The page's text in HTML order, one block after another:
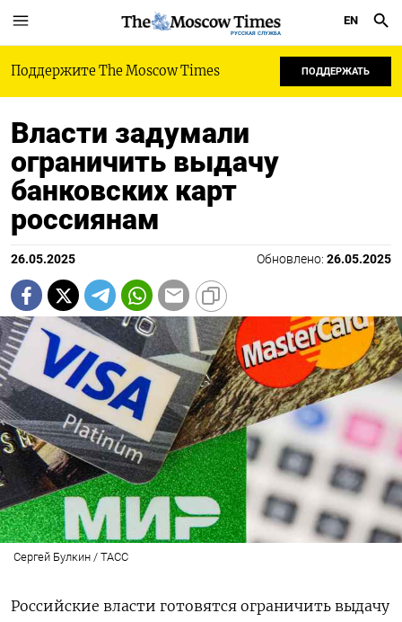
РУССКАЯ СЛУЖБА
EN
Поддержите The Moscow Times ПОДДЕРЖАТЬ
Власти задумали
ограничить выдачу
банковских карт
россиянам
26.05.2025 Обновлено: 26.05.2025
Сергей Булкин / ТАСС
Российские власти готовятся ограничить выдачу